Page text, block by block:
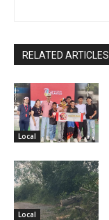
RELATED ARTICLES
Local
Local